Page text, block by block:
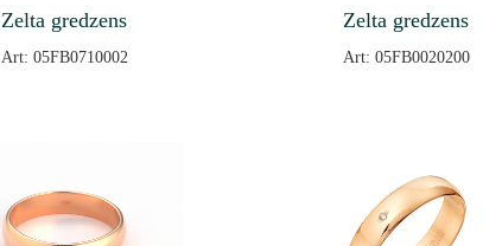
Zelta gredzens
Art: 05FB0710002
Zelta gredzens
Art: 05FB0020200